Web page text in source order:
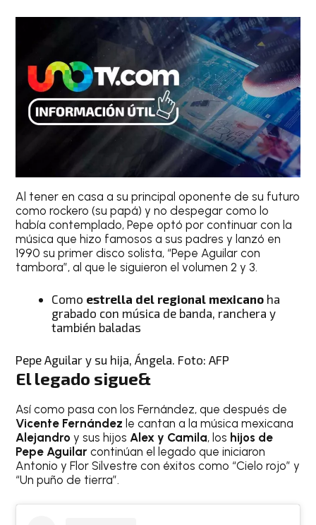
Al tener en casa a su principal oponente de su futuro
como rockero (su papá) y no despegar como lo
había contemplado, Pepe optó por continuar con la
música que hizo famosos a sus padres y lanzó en
1990 su primer disco solista, “Pepe Aguilar con
tambora”, al que le siguieron el volumen 2 y 3.
Como estrella del regional mexicano ha
grabado con música de banda, ranchera y
también baladas
Pepe Aguilar y su hija, Ángela. Foto: AFP
El legado sigue&
Así como pasa con los Fernández, que después de
Vicente Fernández le cantan a la música mexicana
Alejandro y sus hijos Alex y Camila, los hijos de
Pepe Aguilar continúan el legado que iniciaron
Antonio y Flor Silvestre con éxitos como “Cielo rojo” y
“Un puño de tierra”.